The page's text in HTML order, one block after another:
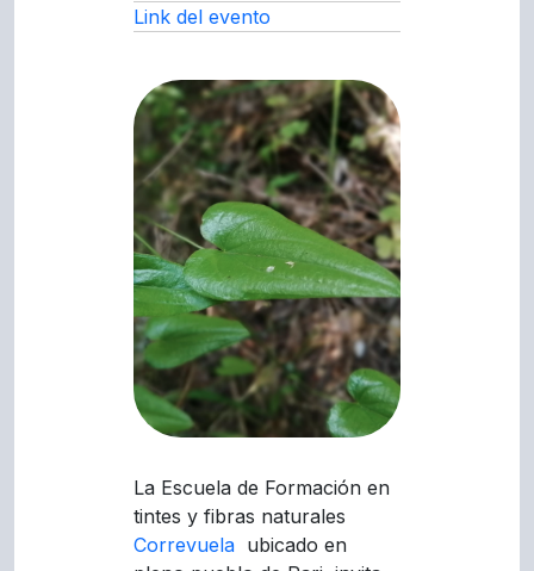
Link del evento
La Escuela de Formación en
tintes y fibras naturales
Correvuela ubicado en